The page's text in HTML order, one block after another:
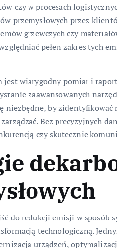
czy w procesach
przemysłowych przez
grzewczych czy
pełen zakres tych
wiarygodny pomiar i
zaawansowanych
niezbędne, by
Bez precyzyjnych
czy skutecznie
do redukcji emisji w sposób
technologiczną.
urządzeń,